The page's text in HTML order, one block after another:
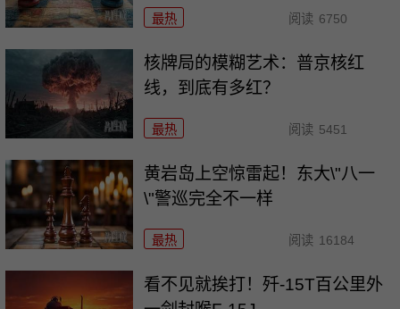
最热 阅读 6750
核牌局的模糊艺术：普京核红
线，到底有多红？
最热 阅读 5451
黄岩岛上空惊雷起！东大\"八一
\"警巡完全不一样
最热 阅读 16184
看不见就挨打！歼-15T百公里外